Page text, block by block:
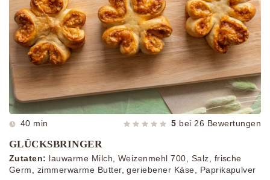
40 min 5 bei26 Bewertungen
GLÜCKSBRINGER
Zutaten: lauwarme Milch, Weizenmehl 700, Salz, frische
Germ, zimmerwarme Butter, geriebener Käse, Paprikapulver